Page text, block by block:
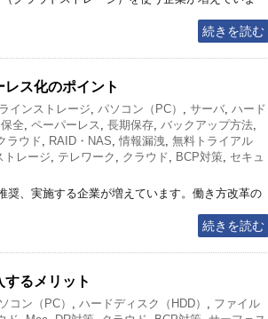
続きを読む
レス化のポイント
インストレージ, パソコン（PC） , サーバ, ハード
全, ペーパーレス , 長期保存, バックアップ方法,
ラウド, RAID・NAS, 情報漏洩, 無料トライアル
トレージ, テレワーク , クラウド, BCP対策, セキュ
奨、実施する企業が増えています。働き方改革の
続きを読む
るメリット
コン（PC） , ハードディスク（HDD） , ファイル